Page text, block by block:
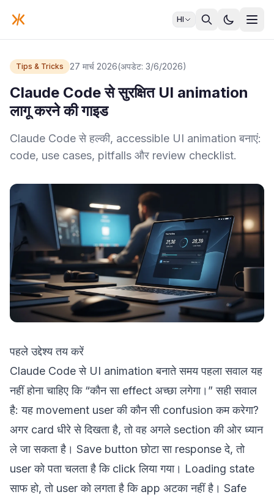
HI
Tips & Tricks 27 मार्च 2026(अपडेट: 3/6/2026)
Claude Code से सुरक्षित UI animation
लागू करने की गाइड
Claude Code से हल्की, accessible UI animation बनाएं:
code, use cases, pitfalls और review checklist.
पहले उद्देश्य तय करें
Claude Code से UI animation बनाते समय पहला सवाल यह
नहीं होना चाहिए कि “कौन सा effect अच्छा लगेगा।” सही सवाल
है: यह movement user की कौन सी confusion कम करेगा?
अगर card धीरे से दिखता है, तो वह अगले section की ओर ध्यान
ले जा सकता है। Save button छोटा सा response दे, तो
user को पता चलता है कि click लिया गया। Loading state
साफ हो, तो user को लगता है कि app अटका नहीं है। Safe